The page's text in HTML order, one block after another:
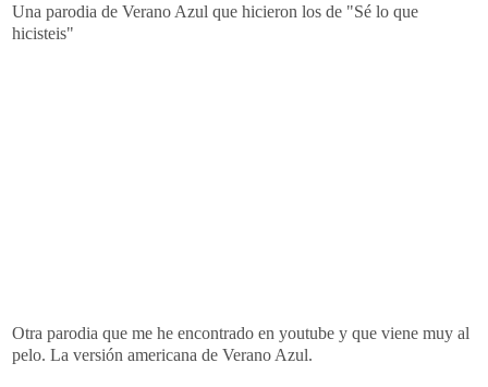
Una parodia de Verano Azul que hicieron los de "Sé lo que
hicisteis"
Otra parodia que me he encontrado en youtube y que viene muy al
pelo. La versión americana de Verano Azul.